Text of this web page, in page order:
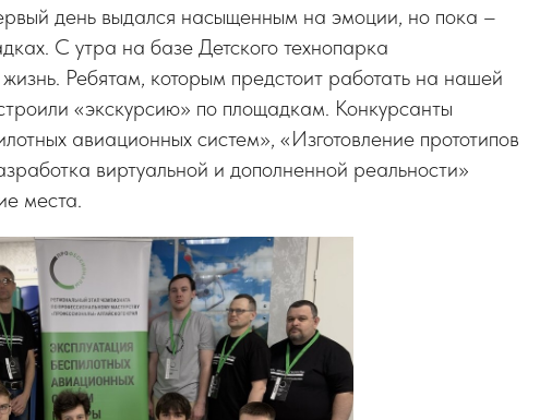
день выдался насыщенным на эмоции, но пока –
С утра на базе Детского технопарка
Ребятам, которым предстоит работать на нашей
«экскурсию» по площадкам. Конкурсанты
авиационных систем», «Изготовление прототипов
виртуальной и дополненной реальности»
места.